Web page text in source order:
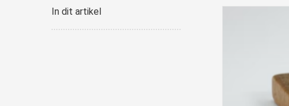
In dit artikel